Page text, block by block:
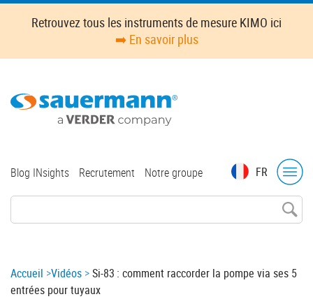
Skip
content
Retrouvez tous les instruments de mesure KIMO ici
➡️ En savoir plus
FR
Top
Blog INsights Recrutement Notre groupe
Breadcrumb
Accueil Vidéos
Si-83 : comment raccorder la pompe via ses 5
entrées pour tuyaux